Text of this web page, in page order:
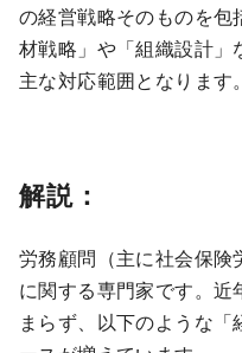
の経営戦略そのものを包
材戦略」や「組織設計
主な対応範囲となります。
解説：
労務顧問（主に社会保
に関する専門家です。
まらず、以下のような